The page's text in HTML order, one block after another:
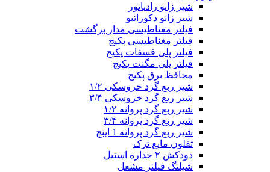
شیر زانو رادیاتور
شیر زانو دکوراتیو
فیلتر مغناطیسی مدار برگشت
فیلتر مغناطیسی پکیج
فیلتر پلی فسفات پکیج
فیلتر پلی مگنت پکیج
محافظ برق پکیج
شیر ربع گرد خروسکی ۱/۲
شیر ربع گرد خروسکی ۳/۴
شیر ربع گرد پروانه ۱/۲
شیر ربع گرد پروانه ۳/۴
شیر ربع گرد پروانه 1 اینچ
تفلون مایع ترک
دودکش ۲ جداره استیل
شیلنگ فیلتر مشعل